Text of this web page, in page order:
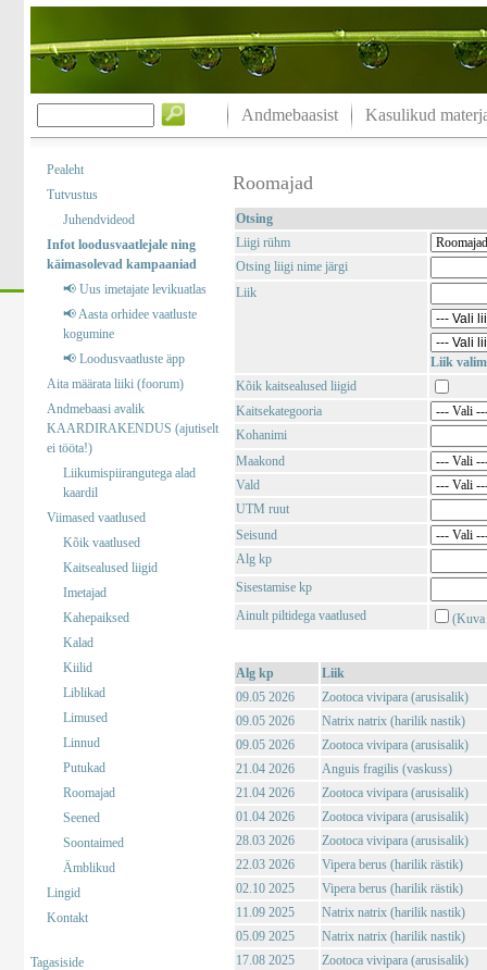
Andmebaasist Kasulikud
Pealeht
Tutvustus
Juhendvideod
Infot loodusvaatlejale ning
käimasolevad kampaaniad
📢 Uus imetajate levikuatlas
📢 Aasta orhidee vaatluste
kogumine
📢 Loodusvaatluste äpp
Aita määrata liiki (foorum)
Andmebaasi avalik
KAARDIRAKENDUS (ajutiselt
ei tööta!)
Liikumispiirangutega alad
kaardil
Viimased vaatlused
Kõik vaatlused
Kaitsealused liigid
Imetajad
Kahepaiksed
Kalad
Kiilid
Liblikad
Limused
Linnud
Putukad
Roomajad
Seened
Soontaimed
Ämblikud
Lingid
Kontakt
Tagasiside
Roomajad
Otsing
Liigi rühm
Otsing liigi nime järgi
Liik
Liik
Kõik kaitsealused liigid
Kaitsekategooria
Kohanimi
Maakond
Vald
UTM ruut
Seisund
Alg kp
Sisestamise kp
Ainult piltidega vaatlused
(Kuva
Alg kp
Liik
09.05 2026
Zootoca vivipara (arusisalik)
09.05 2026
Natrix natrix (harilik nastik)
09.05 2026
Zootoca vivipara (arusisalik)
21.04 2026
Anguis fragilis (vaskuss)
21.04 2026
Zootoca vivipara (arusisalik)
01.04 2026
Zootoca vivipara (arusisalik)
28.03 2026
Zootoca vivipara (arusisalik)
22.03 2026
Vipera berus (harilik rästik)
02.10 2025
Vipera berus (harilik rästik)
11.09 2025
Natrix natrix (harilik nastik)
05.09 2025
Natrix natrix (harilik nastik)
17.08 2025
Zootoca vivipara (arusisalik)